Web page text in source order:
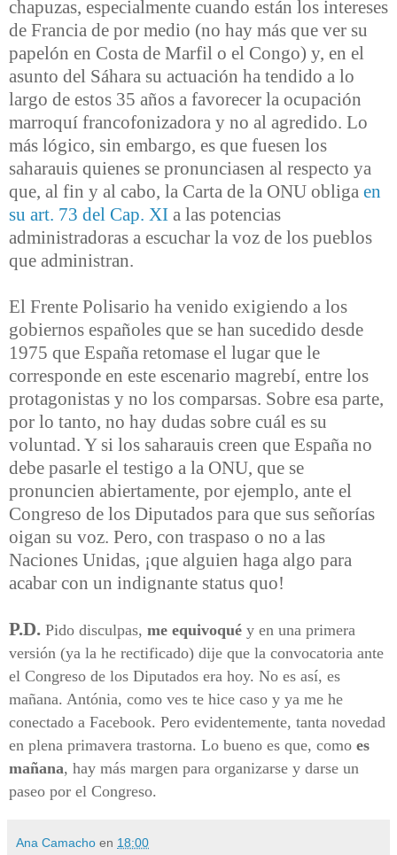
chapuzas, especialmente cuando están los intereses
de Francia de por medio (no hay más que ver su
papelón en Costa de Marfil o el Congo) y, en el
asunto del Sáhara su actuación ha tendido a lo
largo de estos 35 años a favorecer la ocupación
marroquí francofonizadora y no al agredido. Lo
más lógico, sin embargo, es que fuesen los
saharauis quienes se pronunciasen al respecto ya
que, al fin y al cabo, la Carta de la ONU obliga en
su art. 73 del Cap. XI a las potencias
administradoras a escuchar la voz de los pueblos
que administran.
El Frente Polisario ha venido exigiendo a los
gobiernos españoles que se han sucedido desde
1975 que España retomase el lugar que le
corresponde en este escenario magrebí, entre los
protagonistas y no los comparsas. Sobre esa parte,
por lo tanto, no hay dudas sobre cuál es su
voluntad. Y si los saharauis creen que España no
debe pasarle el testigo a la ONU, que se
pronuncien abiertamente, por ejemplo, ante el
Congreso de los Diputados para que sus señorías
oigan su voz. Pero, con traspaso o no a las
Naciones Unidas, ¡que alguien haga algo para
acabar con un indignante status quo!
P.D. Pido disculpas, me equivoqué y en una primera
versión (ya la he rectificado) dije que la convocatoria ante
el Congreso de los Diputados era hoy. No es así, es
mañana. Antónia, como ves te hice caso y ya me he
conectado a Facebook. Pero evidentemente, tanta novedad
en plena primavera trastorna. Lo bueno es que, como es
mañana, hay más margen para organizarse y darse un
paseo por el Congreso.
Ana Camacho en 18:00